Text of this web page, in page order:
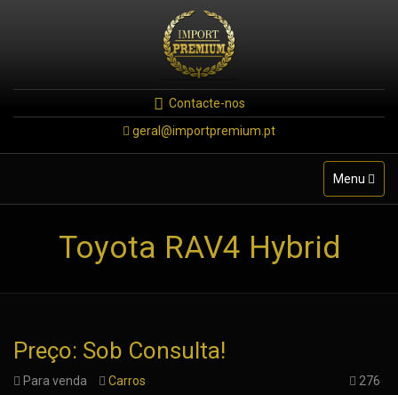
Contacte-nos
geral@importpremium.pt
Toggle
navigation
Menu
Toyota RAV4 Hybrid
Preço: Sob Consulta!
Para venda Carros 276